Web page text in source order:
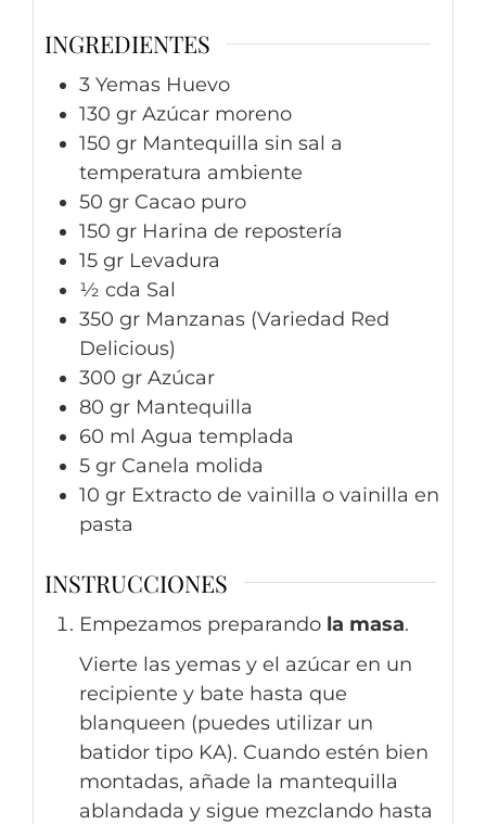
INGREDIENTES
3 Yemas Huevo
130 gr Azúcar moreno
150 gr Mantequilla sin sal a
temperatura ambiente
50 gr Cacao puro
150 gr Harina de repostería
15 gr Levadura
½ cda Sal
350 gr Manzanas (Variedad Red
Delicious)
300 gr Azúcar
80 gr Mantequilla
60 ml Agua templada
5 gr Canela molida
10 gr Extracto de vainilla o vainilla en
pasta
INSTRUCCIONES
Empezamos preparando la masa.
Vierte las yemas y el azúcar en un
recipiente y bate hasta que
blanqueen (puedes utilizar un
batidor tipo KA). Cuando estén bien
montadas, añade la mantequilla
ablandada y sigue mezclando hasta